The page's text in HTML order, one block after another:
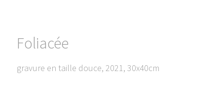
Foliacée
gravure en taille douce, 2021, 30x40cm